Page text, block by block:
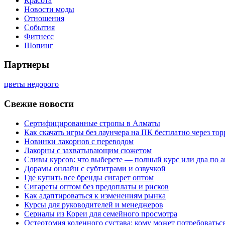
Новости моды
Отношения
События
Фитнесс
Шопинг
Партнеры
цветы недорого
Свежие новости
Сертифицированные стропы в Алматы
Как скачать игры без лаунчера на ПК бесплатно через
Новинки лакорнов с переводом
Лакорны с захватывающим сюжетом
Сливы курсов: что выберете — полный курс или два по
Дорамы онлайн с субтитрами и озвучкой
Где купить все бренды сигарет оптом
Сигареты оптом без предоплаты и рисков
Как адаптироваться к изменениям рынка
Курсы для руководителей и менеджеров
Сериалы из Кореи для семейного просмотра
Остеотомия коленного сустава: кому может